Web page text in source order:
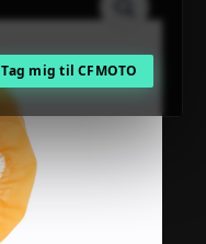
Tag mig til CFMOTO